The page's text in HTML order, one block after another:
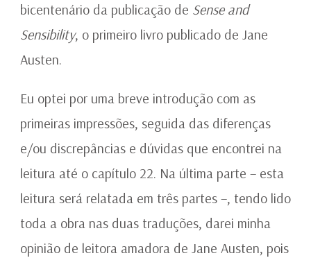
bicentenário da publicação de Sense and
Sensibility, o primeiro livro publicado de Jane
Austen.
Eu optei por uma breve introdução com as
primeiras impressões, seguida das diferenças
e/ou discrepâncias e dúvidas que encontrei na
leitura até o capítulo 22. Na última parte – esta
leitura será relatada em três partes –, tendo lido
toda a obra nas duas traduções, darei minha
opinião de leitora amadora de Jane Austen, pois